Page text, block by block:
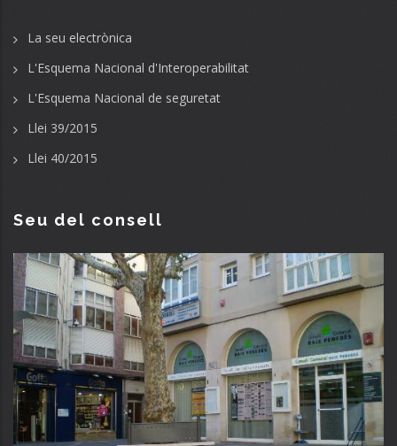
La seu electrònica
L'Esquema Nacional d'Interoperabilitat
L'Esquema Nacional de seguretat
Llei 39/2015
Llei 40/2015
Seu del consell